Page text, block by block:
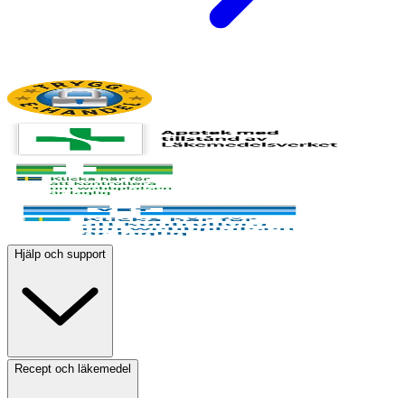
Hjälp och support
Recept och läkemedel